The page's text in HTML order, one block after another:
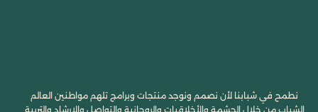
نطمح في شبابنا لأن نصمم ونوجد منتجات وبرامج تلهم مواطنين العالم
الشباب من خلال الحشمة والأخلاقيات والروحانية والتواصل والإرشاد والتربية